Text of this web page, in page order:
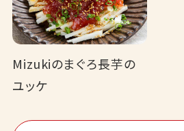
Mizukiのまぐろ長芋の
ユッケ